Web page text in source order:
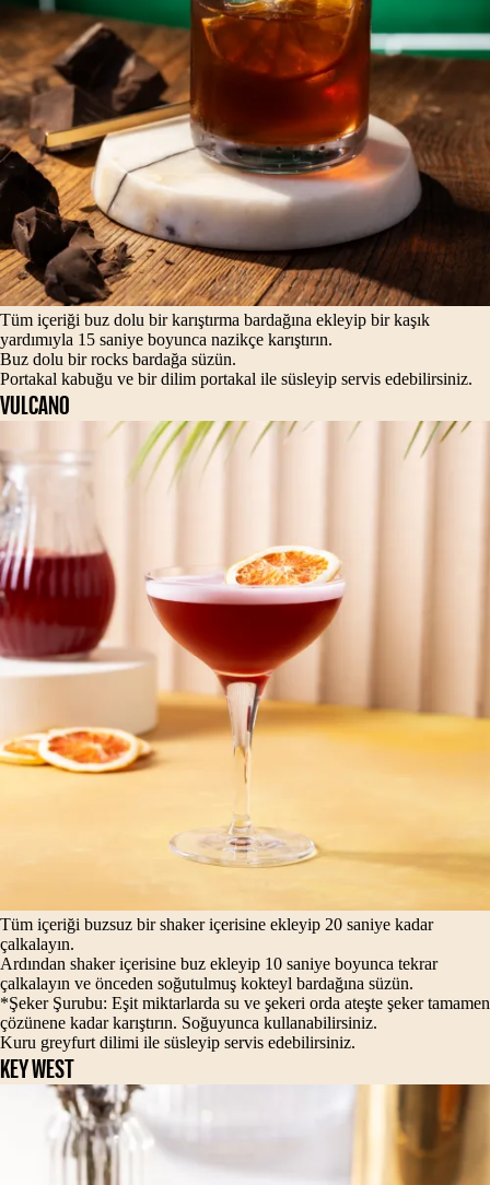
Tüm içeriği buz dolu bir karıştırma bardağına ekleyip bir kaşık
yardımıyla 15 saniye boyunca nazikçe karıştırın.
Buz dolu bir rocks bardağa süzün.
Portakal kabuğu ve bir dilim portakal ile süsleyip servis edebilirsiniz.
VULCANO
Tüm içeriği buzsuz bir shaker içerisine ekleyip 20 saniye kadar
çalkalayın.
Ardından shaker içerisine buz ekleyip 10 saniye boyunca tekrar
çalkalayın ve önceden soğutulmuş kokteyl bardağına süzün.
*Şeker Şurubu: Eşit miktarlarda su ve şekeri orda ateşte şeker tamamen
çözünene kadar karıştırın. Soğuyunca kullanabilirsiniz.
Kuru greyfurt dilimi ile süsleyip servis edebilirsiniz.
KEY WEST